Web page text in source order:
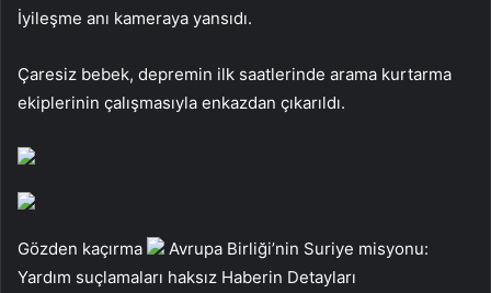
İyileşme anı kameraya yansıdı.
Çaresiz bebek, depremin ilk saatlerinde arama kurtarma
ekiplerinin çalışmasıyla enkazdan çıkarıldı.
Gözden kaçırma
Avrupa Birliği’nin Suriye misyonu:
Yardım suçlamaları haksız Haberin Detayları